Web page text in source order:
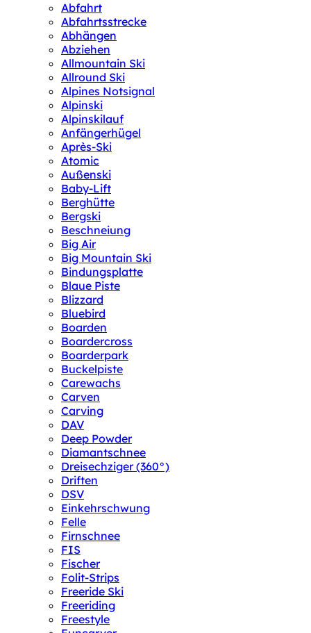
Abfahrt
Abfahrtsstrecke
Abhängen
Abziehen
Allmountain Ski
Allround Ski
Alpines Notsignal
Alpinski
Alpinskilauf
Anfängerhügel
Après-Ski
Atomic
Außenski
Baby-Lift
Berghütte
Bergski
Beschneiung
Big Air
Big Mountain Ski
Bindungsplatte
Blaue Piste
Blizzard
Bluebird
Boarden
Boardercross
Boarderpark
Buckelpiste
Carewachs
Carven
Carving
DAV
Deep Powder
Diamantschnee
Dreisechziger (360°)
Driften
DSV
Einkehrschwung
Felle
Firnschnee
FIS
Fischer
Folit-Strips
Freeride Ski
Freeriding
Freestyle